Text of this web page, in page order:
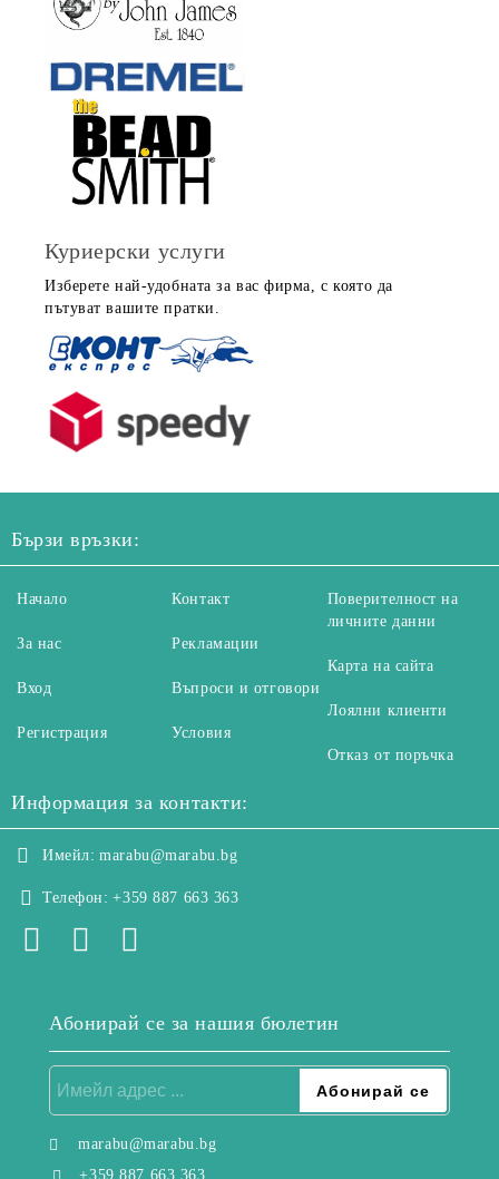
Куриерски услуги
Изберете най-удобната за вас фирма, с която да
пътуват вашите пратки.
Бързи връзки:
Начало
За нас
Вход
Регистрация
Контакт
Рекламации
Въпроси и отговори
Условия
Поверителност на
личните данни
Карта на сайта
Лоялни клиенти
Отказ от поръчка
Информация за контакти:
Имейл: marabu@marabu.bg
Телефон: +359 887 663 363
Абонирай се за нашия бюлетин
marabu@marabu.bg
+359 887 663 363